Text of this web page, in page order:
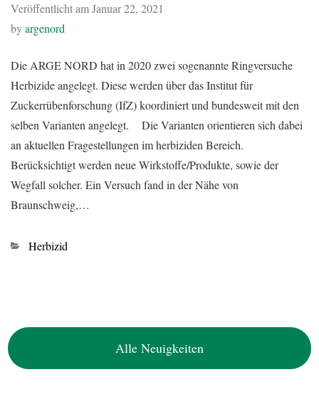
Veröffentlicht amJanuar 22, 2021
byargenord
Die ARGE NORD hat in 2020 zwei sogenannte Ringversuche
Herbizide angelegt. Diese werden über das Institut für
Zuckerrübenforschung (IfZ) koordiniert und bundesweit mit den
selben Varianten angelegt. Die Varianten orientieren sich dabei
an aktuellen Fragestellungen im herbiziden Bereich.
Berücksichtigt werden neue Wirkstoffe/Produkte, sowie der
Wegfall solcher. Ein Versuch fand in der Nähe von
Braunschweig,…
Kategorien
Herbizid
Alle Neuigkeiten